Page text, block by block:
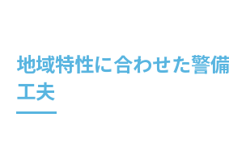
福岡の警備と安心の関
地域特性に合わせた警
工夫